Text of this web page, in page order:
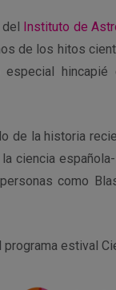
Instituto de
de los hitos
de la historia
ciencia
como
estival